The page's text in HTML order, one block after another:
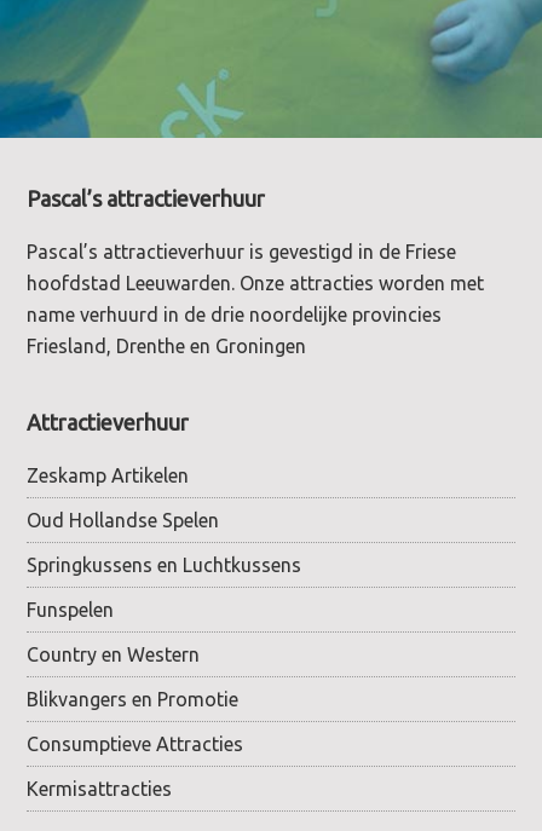
Footer
Pascal’s attractieverhuur
Pascal’s attractieverhuur is gevestigd in de Friese
hoofdstad Leeuwarden. Onze attracties worden met
name verhuurd in de drie noordelijke provincies
Friesland, Drenthe en Groningen
Attractieverhuur
Zeskamp Artikelen
Oud Hollandse Spelen
Springkussens en Luchtkussens
Funspelen
Country en Western
Blikvangers en Promotie
Consumptieve Attracties
Kermisattracties